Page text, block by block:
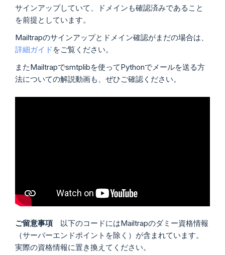
サインアップしていて、ドメインも確認済みであること
を前提としています。
Mailtrapのサインアップとドメイン確認がまだの場合は、
詳細ガイド をご覧ください。
またMailtrapでsmtplibを使ってPythonでメールを送る方
法についての解説動画も、ぜひご確認ください。
ご留意事項 以下のコードにはMailtrapのダミー資格情報
（サーバーエンドポイントを除く）が含まれています。
実際の資格情報に置き換えてください。